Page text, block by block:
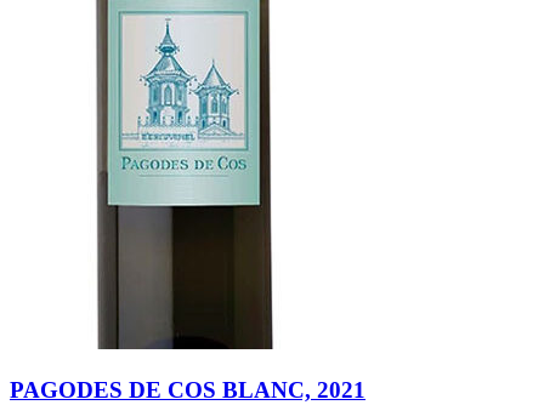
PAGODES DE COS BLANC, 2021